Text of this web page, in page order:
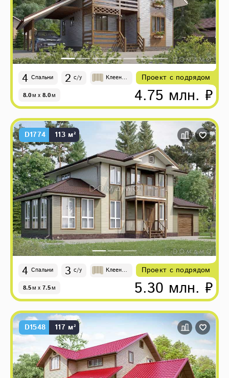
4 Спальни 2 с/у
Клеены
8.0м x 8.0м
Проект с подрядом
4.75 млн. ₽
D1774 113 м²
4 Спальни 3 с/у
Клеены
8.5м x 7.5м
Проект с подрядом
5.30 млн. ₽
D1548 117 м²